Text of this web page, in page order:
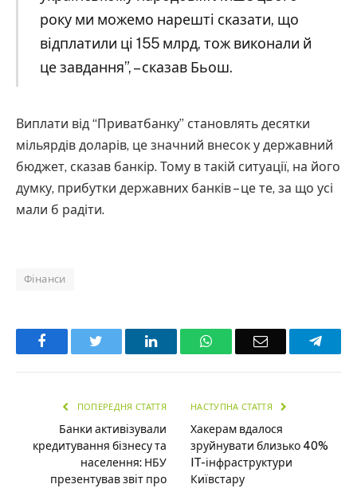
року ми можемо нарешті сказати, що
відплатили ці 155 млрд, тож виконали й
це завдання”, – сказав Бьош.
Виплати від “Приватбанку” становлять десятки
мільярдів доларів, це значний внесок у державний
бюджет, сказав банкір. Тому в такій ситуації, на його
думку, прибутки державних банків – це те, за що усі
мали б радіти.
Фінанси
Facebook LinkedInWhatsAppEmail
ПОПЕРЕДНЯ СТАТТЯ
Банки активізували
кредитування бізнесу та
населення: НБУ
презентував звіт про
НАСТУПНА СТАТТЯ
Хакерам вдалося
зруйнувати близько 40%
IT-інфраструктури
Київстару